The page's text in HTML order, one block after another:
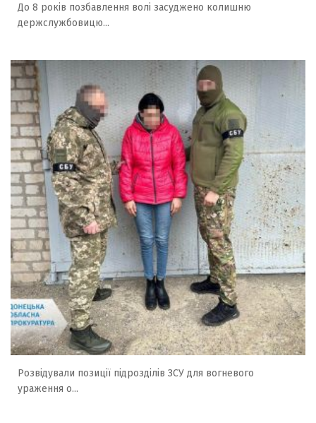
До 8 років позбавлення волі засуджено колишню
держслужбовицю...
Розвідували позиції підрозділів ЗСУ для вогневого
ураження о...